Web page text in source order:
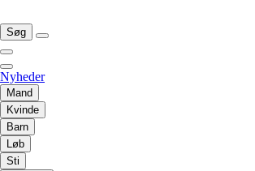
Søg
Nyheder
Mand
Kvinde
Barn
Løb
Sti